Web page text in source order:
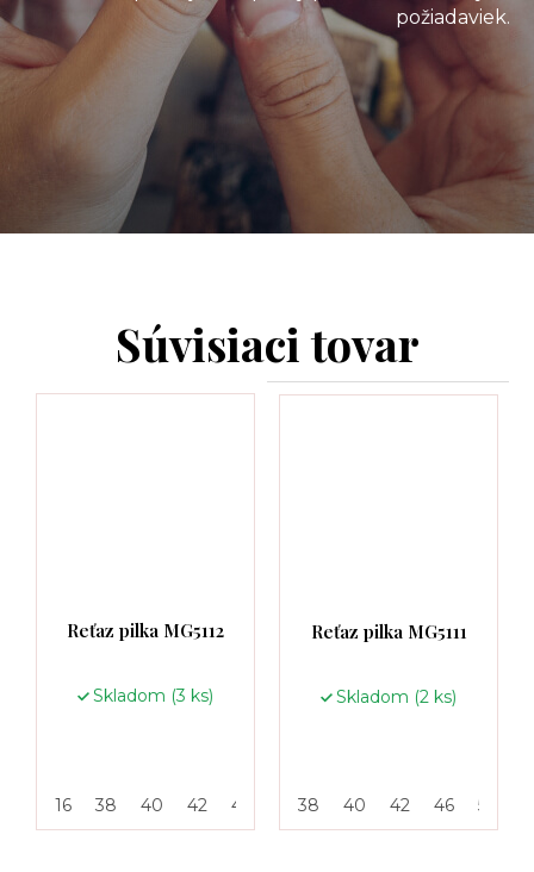
požiadaviek.
Súvisiaci tovar
Reťaz pilka MG5112
Skladom (3 ks)
16 38 40 42 46
Reťaz pilka MG5111
Skladom (2 ks)
38 40 42 46 50